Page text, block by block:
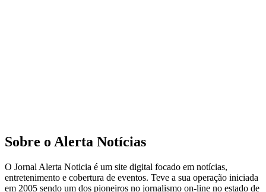
Sobre o Alerta Notícias
O Jornal Alerta Noticia é um site digital focado em notícias,
entretenimento e cobertura de eventos. Teve a sua operação iniciada
em 2005 sendo um dos pioneiros no jornalismo on-line no estado de